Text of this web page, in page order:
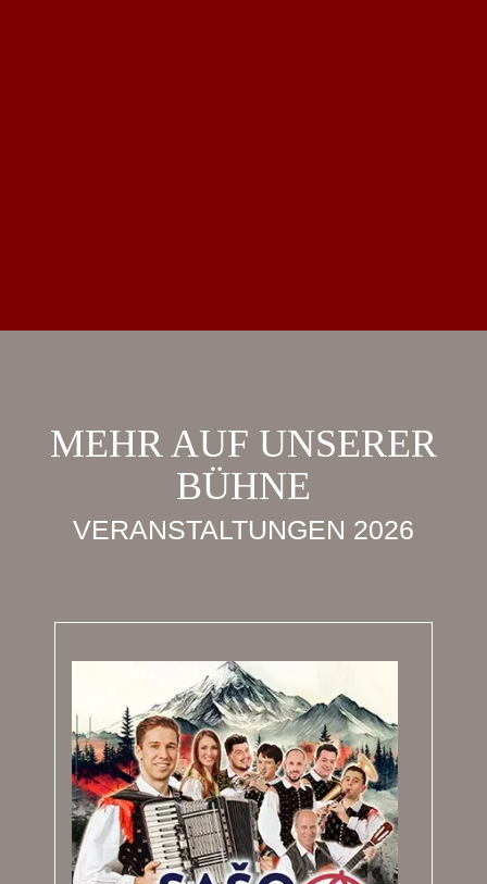
MEHR AUF UNSERER
BÜHNE
VERANSTALTUNGEN 2026